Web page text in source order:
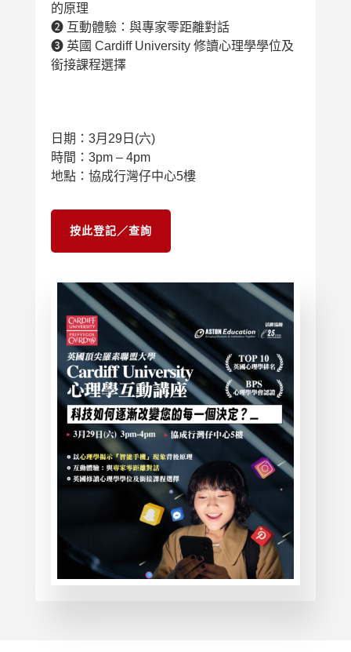
的原理
➋ 互動體驗：與專家零距離對話
➌ 英國 Cardiff University 修讀心理學學位及
銜接課程選擇
日期：3月29日(六)
時間：3pm – 4pm
地點：協成行灣仔中心5樓
按此登記／查詢